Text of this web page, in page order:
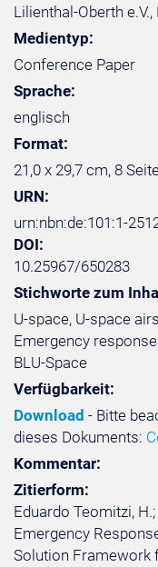
Lilienthal-Oberth e.V.,
Medientyp:
Conference Paper
Sprache:
englisch
Format:
21,0 x 29,7 cm, 8
URN:
urn:nbn:de:101:1-
DOI:
10.25967/650283
Stichworte zum
U-space, U-space
Emergency
BLU-Space
Verfügbarkeit:
Download - Bitte
dieses Dokuments:
Kommentar:
Zitierform:
Eduardo Teomitzi,
Emergency
Solution Framework